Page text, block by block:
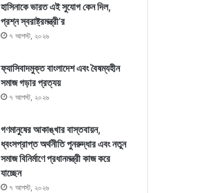
হাসিনাকে ভারত এই সুযোগ কেন দিল,
প্রশ্ন স্বরাষ্ট্রমন্ত্রী’র
৭ আগস্ট, ২০২৬
ফ্যাসিবাদমুক্ত বাংলাদেশ এবং বৈষম্যহীন
সমাজ গড়ার প্রত্যয়
৭ আগস্ট, ২০২৬
গণমানুষের আকাঙ্খার বাস্তবায়ন,
ধ্বংসপ্রাপ্ত অর্থনীতি পুনরুদ্ধার এবং নতুন
সমাজ বিনির্মাণে প্রধানমন্ত্রী কাজ করে
যাচ্ছেন
৭ আগস্ট, ২০২৬